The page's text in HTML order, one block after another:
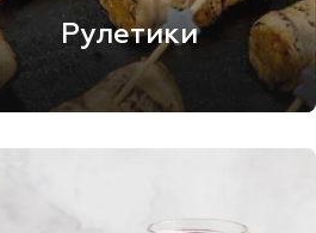
Рулетики